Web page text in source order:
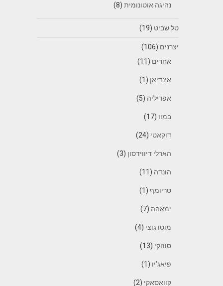
נהיגה אוטונומית(8)
טל שביט (19)
יצרנים (106)
אחרים (11)
אינדיאן (1)
אפריליה (5)
במוו (17)
דוקאטי (24)
הארלי דיווידסון (3)
הונדה (11)
טריומף (1)
ימאהה (7)
מוטו גוצי (4)
סוזוקי (13)
פיאג'יו (1)
קוואסאקי (2)